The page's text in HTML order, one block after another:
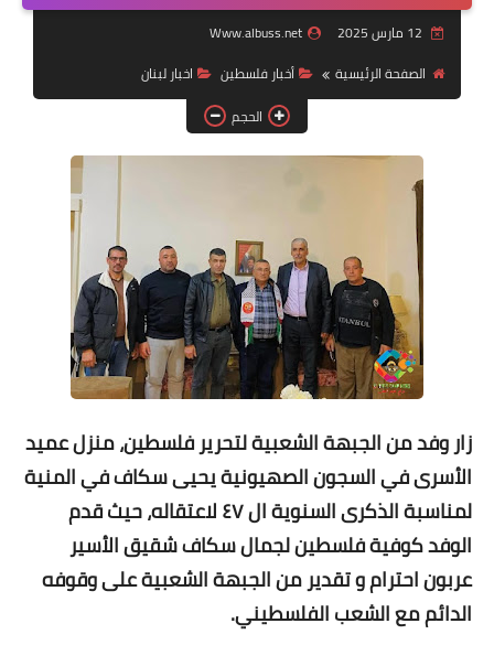
Www.albuss.net
الصفحة الرئيسية
أخبار فلسطين
اخبار لبنان
الحجم
زار وفد من الجبهة الشعبية لتحرير فلسطين، منزل عميد
الأسرى في السجون الصهيونية يحيى سكاف في المنية
لمناسبة الذكرى السنوية ال ٤٧ لاعتقاله، حيث قدم
الوفد كوفية فلسطين لجمال سكاف شقيق الأسير
عربون احترام و تقدير من الجبهة الشعبية على وقوفه
الدائم مع الشعب الفلسطيني.